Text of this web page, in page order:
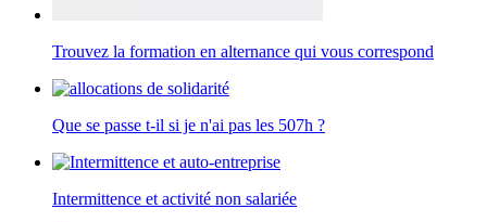
Trouvez la formation en alternance qui vous correspond
Que se passe t-il si je n'ai pas les 507h ?
Intermittence et activité non salariée